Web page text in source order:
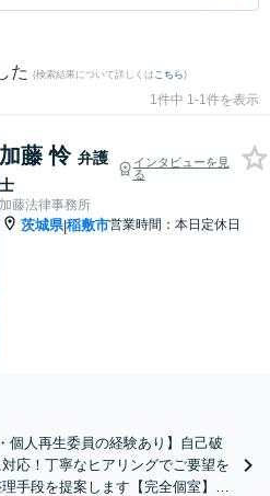
た (検索結果について詳しくは こちら)
1件中 1-1件を表示
加藤 怜 弁護
士
インタビューを見
る
加藤法律事務所
茨城県|稲敷市営業時間：本日定休日
個人再生委員の経験あり】自己破
応！丁寧なヒアリングでご要望を
手段を提案します【完全個室】法